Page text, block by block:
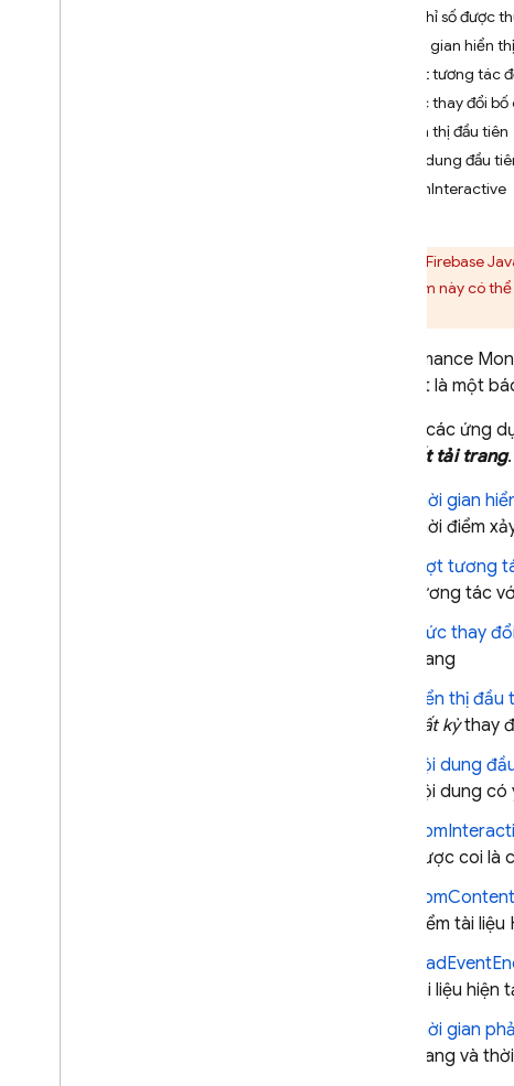
Các chỉ số được
Thời gian hiển
Lượt tương tác
Mức thay đổi
Hiển thị đầu tiên
Nội dung đầu
domInteractive
Firebase
Sản phẩm này có
Performance
Dấu vết là một
Đối với các ứng
dấu vết tải trang
thời gian
thời điểm
lượt tương
tương tác
mức thay
trang
hiển thị đầu
bất kỳthay
nội dung
nội dung
được coi
điểm tài
tài liệu hiện
thời gian
trang và